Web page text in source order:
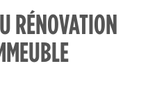
RÉNOVATION